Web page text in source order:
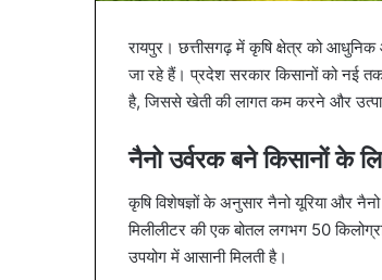
रायपुर। छत्तीसगढ़ में कृषि क्षेत्र को
जा रहे हैं। प्रदेश सरकार किसानों को नई
है, जिससे खेती की लागत कम करने और
नैनो उर्वरक बने किसानों के
कृषि विशेषज्ञों के अनुसार नैनो यूरिया और
मिलीलीटर की एक बोतल लगभग 50
उपयोग में आसानी मिलती है।